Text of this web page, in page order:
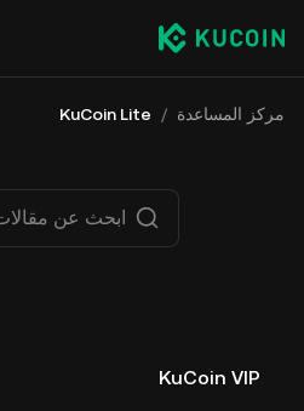
مركز المساعدة /
KuCoin Lite
KuCoin VIP